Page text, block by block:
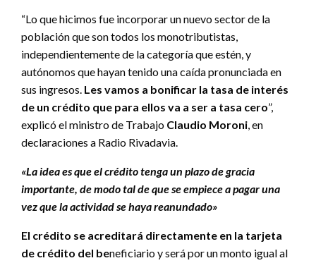
“Lo que hicimos fue incorporar un nuevo sector de la
población que son todos los monotributistas,
independientemente de la categoría que estén, y
autónomos que hayan tenido una caída pronunciada en
sus ingresos. Les vamos a bonificar la tasa de interés
de un crédito que para ellos va a ser a tasa cero”,
explicó el ministro de Trabajo Claudio Moroni, en
declaraciones a Radio Rivadavia.
«La idea es que el crédito tenga un plazo de gracia
importante, de modo tal de que se empiece a pagar una
vez que la actividad se haya reanundado»
El crédito se acreditará directamente en la tarjeta
de crédito del beneficiario y será por un monto igual al